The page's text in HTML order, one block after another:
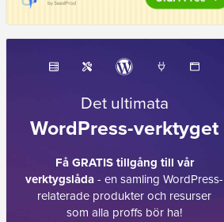
Det ultimata
WordPress-verktyget
Få GRATIS tillgång till vår
verktygslåda- en samling WordPress-
relaterade produkter och resurser
som alla proffs bör ha!